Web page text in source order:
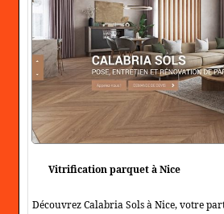
Vitrification parquet à Nice
Découvrez Calabria Sols à Nice, votre